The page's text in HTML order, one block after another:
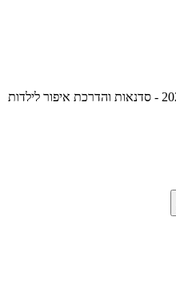
כל הזכויות שמורות לליאת מייקאפ 2025 - סדנאות והדרכת איפור לילדות